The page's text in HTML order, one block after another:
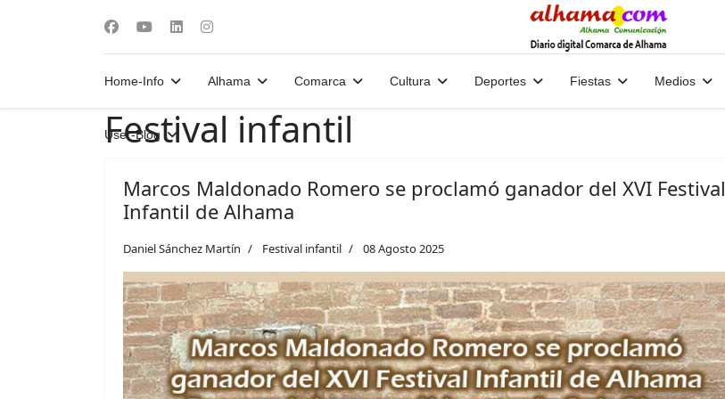
Home-Info Alhama Comarca Cultura Deportes Fiestas Medios
User-Blog
Festival infantil
Marcos Maldonado Romero se proclamó ganador del XVI Festival
Infantil de Alhama
Daniel Sánchez Martín Festival infantil 08 Agosto 2025